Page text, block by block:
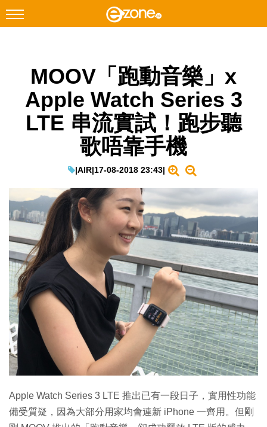
Facebook Instagram
科技焦點
網絡生活
EduTech
IT Times
生成式AI與雲端應用
Enterprise Digital Transformation
特集
MOOV「跑動音樂」x
Apple Watch Series 3
LTE 串流實試！跑步聽
歌唔靠手機
|AIR|17-08-2018 23:43|
Apple Watch Series 3 LTE 推出已有一段日子，實用性功能
備受質疑，因為大部分用家均會連新 iPhone 一齊用。但剛